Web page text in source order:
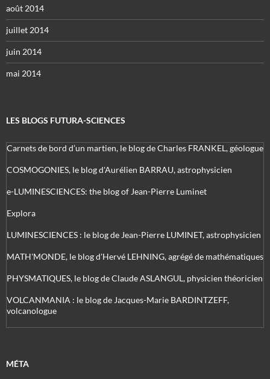
août 2014
juillet 2014
juin 2014
mai 2014
LES BLOGS FUTURA-SCIENCES
Carnets de bord d’un martien, le blog de Charles FRANKEL, géologue
COSMOGONIES, le blog d'Aurélien BARRAU, astrophysicien
e-LUMINESCIENCES: the blog of Jean-Pierre Luminet
Explora
LUMINESCIENCES : le blog de Jean-Pierre LUMINET, astrophysicien
MATH'MONDE, le blog d'Hervé LEHNING, agrégé de mathématiques
PHYSMATIQUES, le blog de Claude ASLANGUL, physicien théoricien
VOLCANMANIA : le blog de Jacques-Marie BARDINTZEFF,
volcanologue
MÉTA